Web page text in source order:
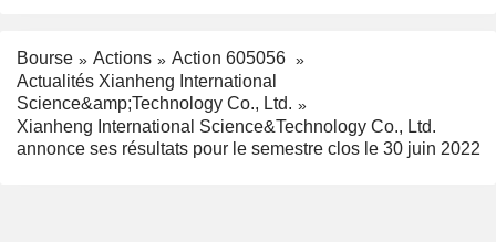
Bourse Actions
Action 605056
Actualités Xianheng International
Science&amp;Technology Co., Ltd.
Xianheng International Science&Technology Co., Ltd.
annonce ses résultats pour le semestre clos le 30 juin 2022